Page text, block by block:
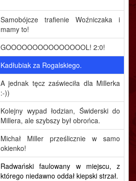
Samobójcze trafienie Woźniczaka i
mamy to!
GOOOOOOOOOOOOOOOL! 2:0!
Kadłubiak za Rogalskiego.
A jednak tęcz zaświeciła dla Millerka
:-))
Kolejny wypad łodzian, Świderski do
Millera, ale szybszy był obrońca.
Michał Miller prześlicznie w samo
okienko!
Radwański faulowany w miejscu, z
którego niedawno oddał kiepski strzał.